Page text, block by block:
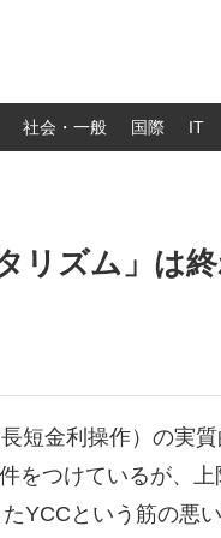
社会・一般 国際 IT
リズム」は
短金利操作）の実
をつけているが、
YCCという筋の悪